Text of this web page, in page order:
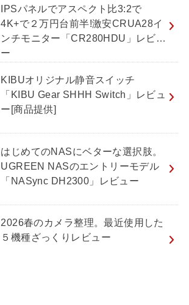
IPSパネルでアスペクト比3:2で
4K+で２万円台前半!激安CRUA28イ
ンチモニター「CR280HDU」レビュ
ー
KIBUオリジナル静音スイッチ
「KIBU Gear SHHH Switch」レビュ
ー[商品提供]
はじめてのNASにベターな選択肢。
UGREEN NASのエントリーモデル
「NASync DH2300」レビュー
2026春のカメラ整理。最近使用した
５機種ざっくりレビュー